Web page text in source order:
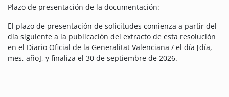
Plazo de presentación de la documentación:
El plazo de presentación de solicitudes comienza a partir del
día siguiente a la publicación del extracto de esta resolución
en el Diario Oficial de la Generalitat Valenciana / el día [día,
mes, año], y finaliza el 30 de septiembre de 2026.